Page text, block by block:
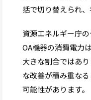
括で切り替えられ
資源エネルギー庁
OA機器の消費電力
大きな割合ではあ
な改善が積み重な
可能性があります。